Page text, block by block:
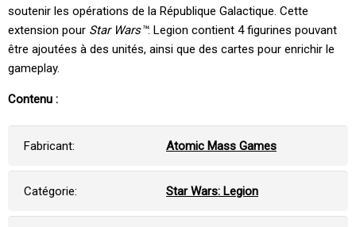
soutenir les opérations de la République Galactique. Cette
extension pour Star Wars™: Legion contient 4 figurines pouvant
être ajoutées à des unités, ainsi que des cartes pour enrichir le
gameplay.
Contenu :
Fabricant: Atomic Mass Games
Catégorie: Star Wars: Legion